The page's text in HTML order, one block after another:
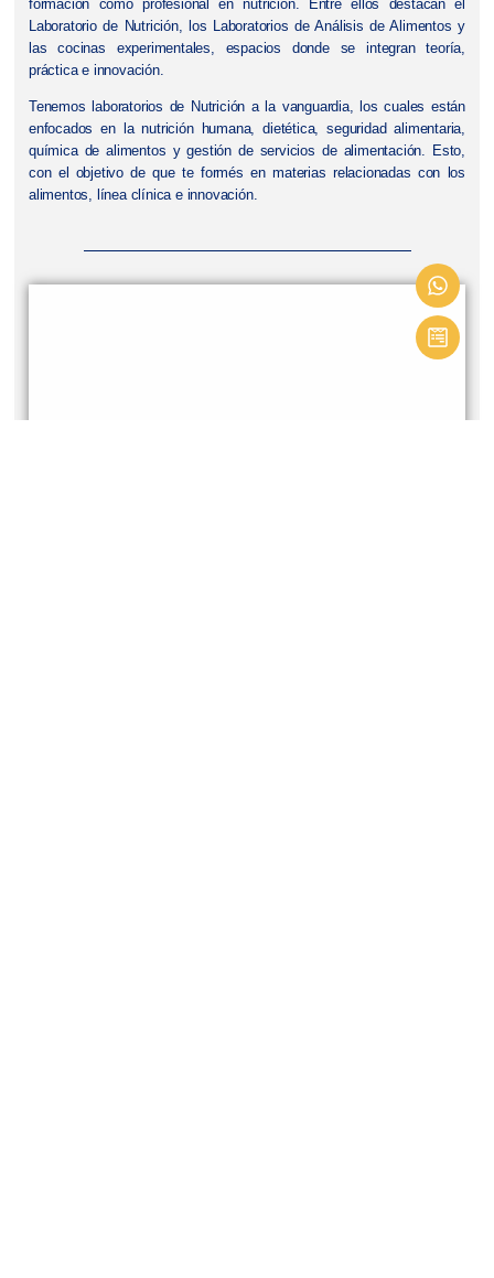
formación como profesional en nutrición. Entre ellos destacan el
Laboratorio de Nutrición, los Laboratorios de Análisis de Alimentos y
las cocinas experimentales, espacios donde se integran teoría,
práctica e innovación.
Tenemos laboratorios de Nutrición a la vanguardia, los cuales están
enfocados en la nutrición humana, dietética, seguridad alimentaria,
química de alimentos y gestión de servicios de alimentación. Esto,
con el objetivo de que te formés en materias relacionadas con los
alimentos, línea clínica e innovación.